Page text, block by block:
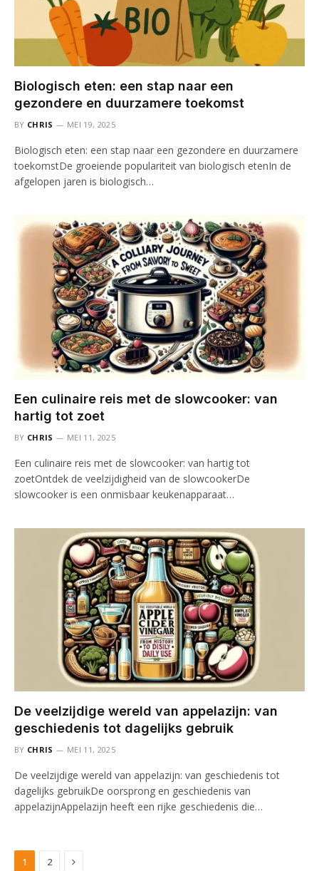
Biologisch eten: een stap naar een
gezondere en duurzamere toekomst
BY CHRIS MEI 19, 2025
Biologisch eten: een stap naar een gezondere en duurzamere
toekomstDe groeiende populariteit van biologisch etenIn de
afgelopen jaren is biologisch…
Een culinaire reis met de slowcooker: van
hartig tot zoet
BY CHRIS MEI 11, 2025
Een culinaire reis met de slowcooker: van hartig tot
zoetOntdek de veelzijdigheid van de slowcookerDe
slowcooker is een onmisbaar keukenapparaat…
De veelzijdige wereld van appelazijn: van
geschiedenis tot dagelijks gebruik
BY CHRIS MEI 11, 2025
De veelzijdige wereld van appelazijn: van geschiedenis tot
dagelijks gebruikDe oorsprong en geschiedenis van
appelazijnAppelazijn heeft een rijke geschiedenis die…
1 2 Next